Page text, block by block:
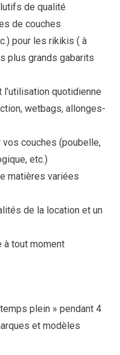
de qualité
de couches
pour les rikikis ( à
plus grands gabarits
quotidienne
wetbags, allonges-
couches (poubelle,
etc.)
matières variées
de la location et un
à tout moment
plein » pendant 4
et modèles